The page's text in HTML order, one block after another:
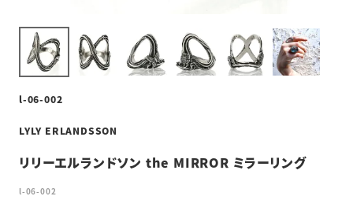
l-06-002
LYLY ERLANDSSON
リリーエルランドソン the MIRROR ミラーリング
l-06-002